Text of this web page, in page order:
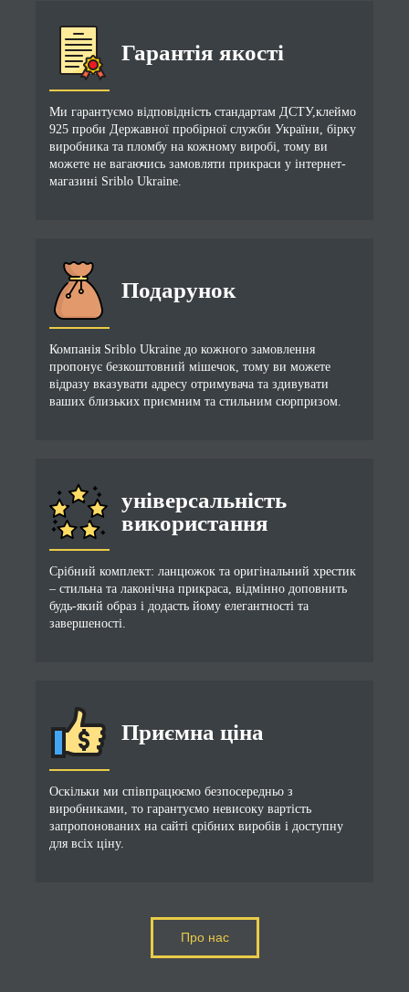
Гарантія якості
Ми гарантуємо відповідність стандартам ДСТУ,клеймо
925 проби Державної пробірної служби України, бірку
виробника та пломбу на кожному виробі, тому ви
можете не вагаючись замовляти прикраси у інтернет-
магазині Sriblo Ukraine.
Подарунок
Компанія Sriblo Ukraine до кожного замовлення
пропонує безкоштовний мішечок, тому ви можете
відразу вказувати адресу отримувача та здивувати
ваших близьких приємним та стильним сюрпризом.
універсальність
використання
Срібний комплект: ланцюжок та оригінальний хрестик
– стильна та лаконічна прикраса, відмінно доповнить
будь-який образ і додасть йому елегантності та
завершеності.
Приємна ціна
Оскільки ми співпрацюємо безпосередньо з
виробниками, то гарантуємо невисоку вартість
запропонованих на сайті срібних виробів і доступну
для всіх ціну.
Про нас